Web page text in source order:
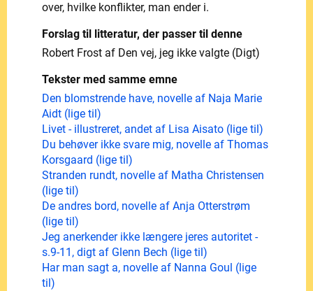
over, hvilke konflikter, man ender i.
Forslag til litteratur, der passer til denne
Robert Frost af Den vej, jeg ikke valgte (Digt)
Tekster med samme emne
Den blomstrende have, novelle af Naja Marie
Aidt (lige til)
Livet - illustreret, andet af Lisa Aisato (lige til)
Du behøver ikke svare mig, novelle af Thomas
Korsgaard (lige til)
Stranden rundt, novelle af Matha Christensen
(lige til)
De andres bord, novelle af Anja Otterstrøm
(lige til)
Jeg anerkender ikke længere jeres autoritet -
s.9-11, digt af Glenn Bech (lige til)
Har man sagt a, novelle af Nanna Goul (lige
til)